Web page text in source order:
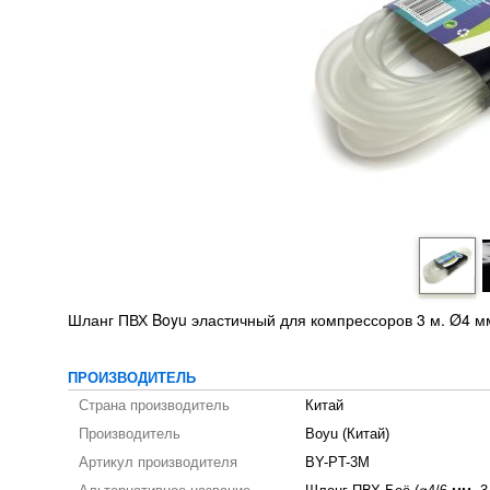
Шланг ПВХ Boyu эластичный для компрессоров 3 м. Ø4
ПРОИЗВОДИТЕЛЬ
Страна производитель
Китай
Производитель
Boyu (Китай)
Артикул производителя
BY-PT-3M